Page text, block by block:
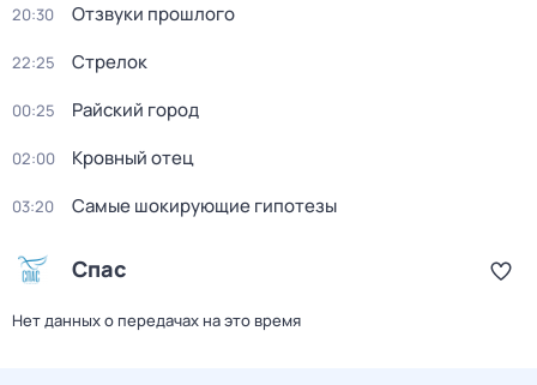
20:30 Отзвуки прошлого
22:25 Стрелок
00:25 Райский город
02:00 Кровный отец
03:20 Самые шoкиpующие гипотезы
Спас
Нет данных о передачах на это время